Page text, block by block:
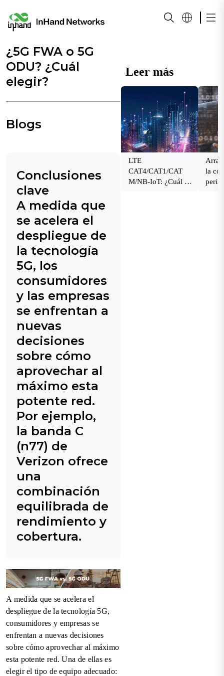
¿5G FWA o 5G
ODU? ¿Cuál
elegir?
Blogs
Conclusiones
clave
A medida que
se acelera el
despliegue de
la tecnología
5G, los
consumidores
y las empresas
se enfrentan a
nuevas
decisiones
sobre cómo
aprovechar al
máximo esta
potente red.
Por ejemplo,
la banda C
(n77) de
Verizon ofrece
una
combinación
equilibrada de
rendimiento y
cobertura.
A medida que se acelera el
despliegue de la tecnología 5G,
consumidores y empresas se
enfrentan a nuevas decisiones
sobre cómo aprovechar al máximo
esta potente red. Una de ellas es
elegir el tipo de equipo adecuado:
Leer más
LTE
CAT4/CAT1/CAT
M/NB-IoT: ¿Cuál es
la